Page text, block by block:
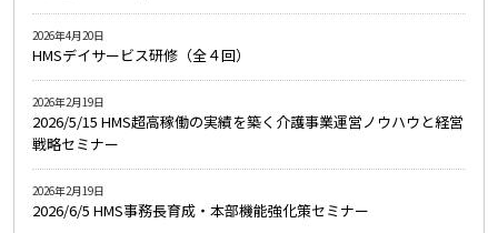
HMSデイサービス研修（全４回）
2026年4月20日
2026/5/15 HMS超高稼働の実績を築く介護事業運営ノウハウと経営
戦略セミナー
2026年2月19日
2026/6/5 HMS事務長育成・本部機能強化策セミナー
2026年2月19日